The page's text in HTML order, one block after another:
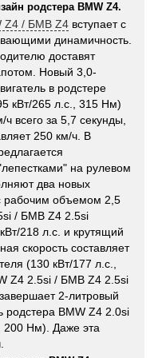
родстера BMW Z4.
Z4 / БМВ Z4 вступает с
динамичность.
доставят
Новый 3,0-
в родстере
кВт/265 л.с., 315 Нм)
всего за 5,7 секунды,
250 км/ч. В
на рулевом
два новых
рабочим объемом 2,5
/ БМВ Z4 2.5si
218 л.с. и крутящий
скорость составляет
(130 кВт/177 л.с.,
Z4 2.5si / БМВ Z4 2.5si
2-литровый
родстера BMW Z4 2.0si
200 Нм). Даже эта